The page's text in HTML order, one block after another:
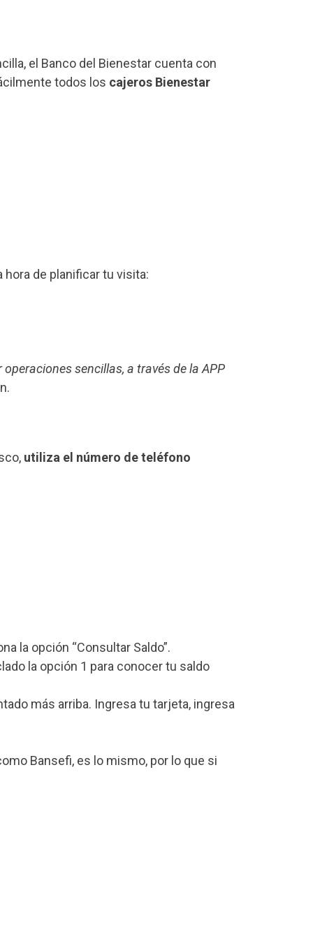
el Banco del Bienestar cuenta con
todos los cajeros Bienestar
hora de planificar tu visita:
sencillas, a través de la APP
utiliza el número de teléfono
la opción “Consultar Saldo”.
la opción 1 para conocer tu saldo
más arriba. Ingresa tu tarjeta, ingresa
Bansefi, es lo mismo, por lo que si